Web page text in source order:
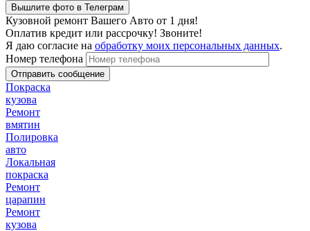
Вышлите фото в Телеграм
Кузовной ремонт Вашего Авто от 1 дня!
Оплатив кредит или рассрочку! Звоните!
Я даю согласие на обработку моих персональных данных.
Номер телефона
Покраска
кузова
Ремонт
вмятин
Полировка
авто
Локальная
покраска
Ремонт
царапин
Ремонт
кузова